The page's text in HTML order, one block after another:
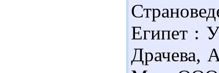
Египет :
Драчева,